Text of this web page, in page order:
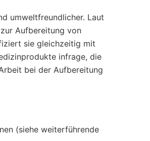
umweltfreundlicher. Laut
Aufbereitung von
sie gleichzeitig mit
­infrage, die
bei der Aufbereitung
(siehe weiterführende